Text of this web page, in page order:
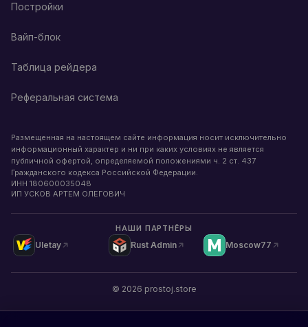
Постройки
Вайп-блок
Таблица рейдера
Реферальная система
Размещенная на настоящем сайте информация носит исключительно
информационный характер и ни при каких условиях не является
публичной офертой, определяемой положениями ч. 2 ст. 437
Гражданского кодекса Российской Федерации.
ИНН 180600035048
ИП УСКОВ АРТЕМ ОЛЕГОВИЧ
НАШИ ПАРТНЁРЫ
Uletay Rust Admin Moscow77
© 2026 prostoj.store